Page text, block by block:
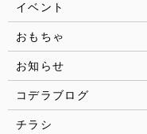
イベント
おもちゃ
お知らせ
コデラブログ
チラシ